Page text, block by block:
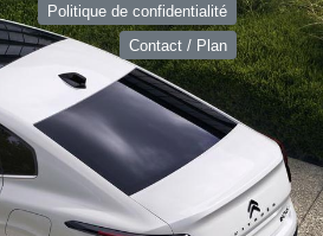
Politique de confidentialité
Contact / Plan